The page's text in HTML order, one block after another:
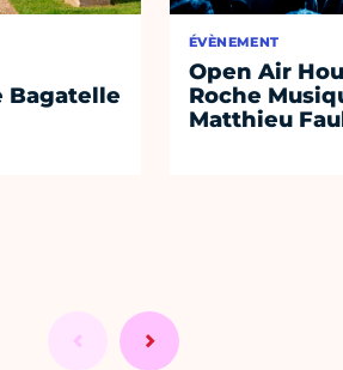
Bagatelle
ÉVÈNEMENT
Open Air
Roche
Matthieu